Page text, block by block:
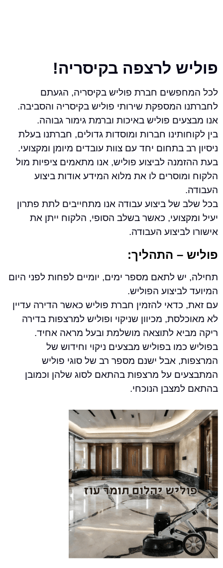
לרצפה בקיסריה!
חברת פוליש בקיסריה, הגעתם
המספקת שירותי פוליש בקיסריה והסביבה.
פוליש באיכות וברמת גימור גבוהה.
חברות ומוסדות גדולים, חברתנו בעלת
בתחום יחד עם צוות עובדים מיומן ומקצועי.
לביצוע פוליש, אנו מתאמים ציפיות מול
לו את מלוא המידע אודות ביצוע
של ביצוע עבודה אנו מתחייבים לתת פתרון
כאשר בשלב הסופי, הלקוח ייתן את
העבודה.
– התהליך:
לתאם מספר ימים, יומיים לפחות לפני היום
הפוליש.
להזמין חברת פוליש כאשר הדירה עדיין
מכיוון שניקוי ופוליש למרצפות בדירה
לתוצאה מושלמת ובעל מראה אחיד.
בפוליש מבצעים ניקוי וחידוש של
אבל ישנם מספר רב של סוגי פוליש
על מרצפות בהתאם לסוג שלהן וכמובן
הנוכחי.